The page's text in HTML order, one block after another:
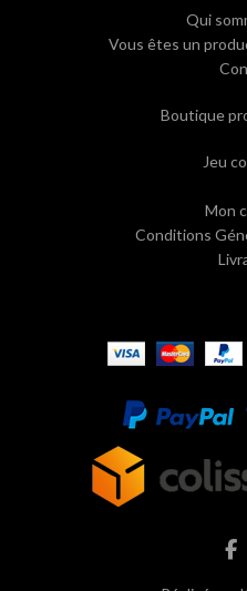
Qui
Vous êtes un
Boutique
Jeu
Mon
Conditions